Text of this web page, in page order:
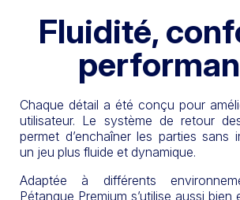
Fluidité,
Chaque détail a été conçu pour
utilisateur. Le système de retour
permet d’enchaîner les parties sans
un jeu plus fluide et dynamique.
Adaptée à différents
Pétanque Premium s’utilise aussi bien